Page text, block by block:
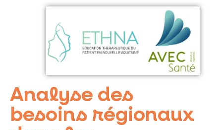
Analyse des
besoins régionaux